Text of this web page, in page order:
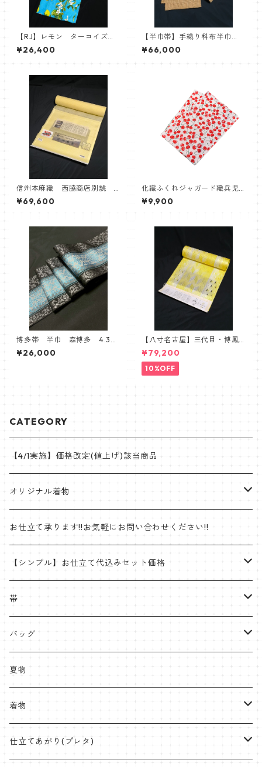
【RJ】レモン ターコイズ
綿ゆかた 浴衣 Robe Japon
ica
¥26,400
【半巾帯】手織り科布半巾
帯 シナ布 砧打ち
¥66,000
信州本麻織 西脇商店別誂
信州麻布 会信織物 麻100%
¥69,600
化繊ふくれジャガード織兵児
帯【さくらんぼ】
¥9,900
博多帯 半巾 森博多 4.3寸
単変浮 ゆかた帯 シルバ
ー ボタニカル
¥26,000
【八寸名古屋】三代目・博鳳
謹製 三軸組織八寸名古屋
帯 組織 組帯 イエロー
¥79,200
10%OFF
CATEGORY
【4/1実施】価格改定(値上げ)該当商品
オリジナル着物
帯
ゴブラン織名古屋帯
半巾帯
着物
羽織
お仕立て承ります!!お気軽にお問い合わせください!!
【シンプル】お仕立て代込みセット価格
着物
片貝木綿
紬
帯
八寸名古屋
九寸名古屋
帯
名古屋帯・京袋帯
ミンサー
首里織
半幅帯
博多織
ミンサー
角帯
オリジナル角帯
兵児帯(仕立て上がり)
バッグ
受注生産やOEMも承ります
ラタンハンドル
ワイドサイズ
夏物
着物
片貝木綿
仕立てあがり(プレタ)